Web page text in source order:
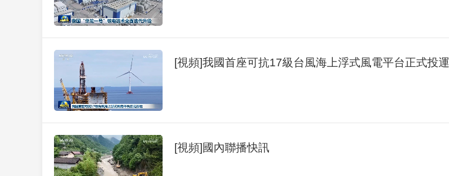
[視頻]我國首座可抗17級台風海上浮式風電平台正式投運
[視頻]國內聯播快訊